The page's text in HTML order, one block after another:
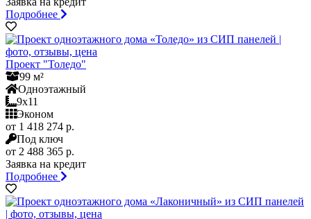
Подробнее
Проект "Толедо"
99 м²
Одноэтажный
9x11
Эконом
от 1 418 274 р.
Под ключ
от 2 488 365 р.
Заявка на кредит
Подробнее